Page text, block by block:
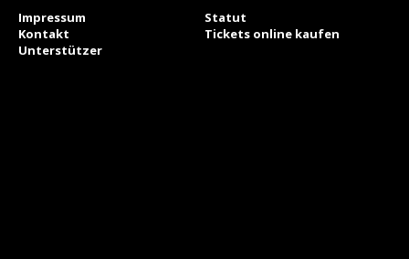
Impressum
Statut
Kontakt
Tickets online kaufen
Unterstützer